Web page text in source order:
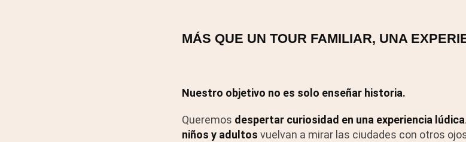
MÁS QUE UN TOUR FAMILIAR, UNA
Nuestro objetivo no es solo enseñar historia.
Queremos despertar curiosidad en una experiencia lúdica.
niños y adultos vuelvan a mirar las ciudades con otros